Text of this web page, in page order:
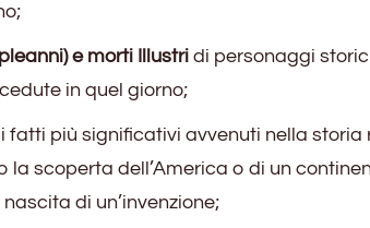
e morti Illustri di personaggi
in quel giorno;
fatti più significativi avvenuti nella storia
la scoperta dell’America o di un
di un’invenzione;